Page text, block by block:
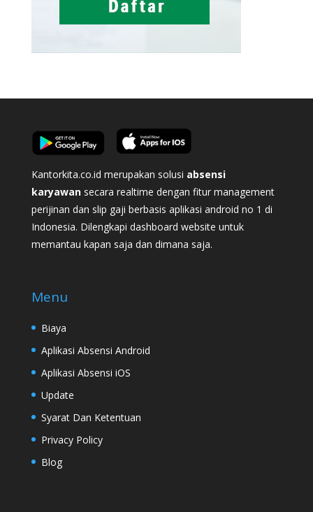
Kantorkita.co.id merupakan solusi absensi
karyawan secara realtime dengan fitur management
perijinan dan slip gaji berbasis aplikasi android no 1 di
Indonesia. Dilengkapi dashboard website untuk
memantau kapan saja dan dimana saja.
Menu
Biaya
Aplikasi Absensi Android
Aplikasi Absensi iOS
Update
Syarat Dan Ketentuan
Privacy Policy
Blog